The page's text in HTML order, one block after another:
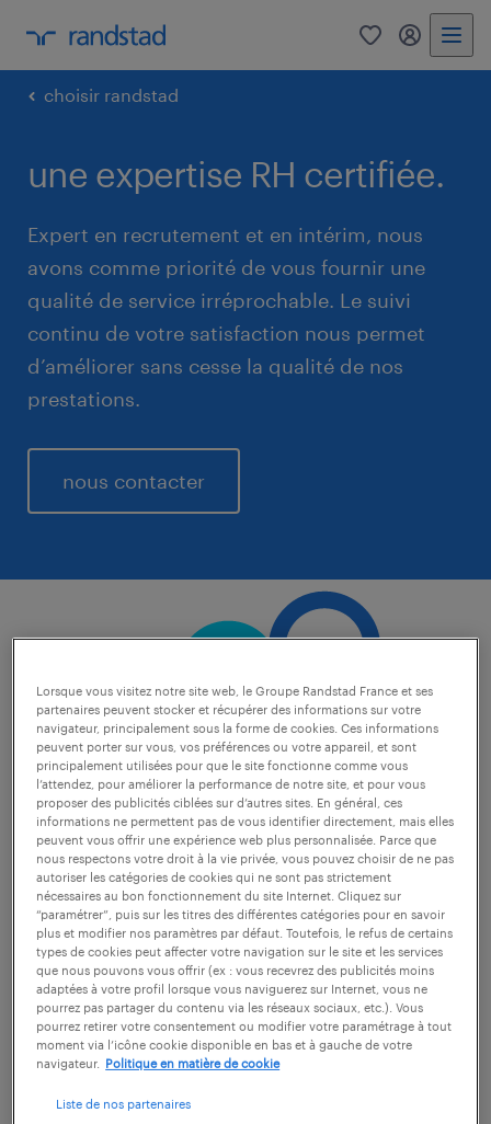
0 mon
choisir randstad
une expertise RH certifiée.
Expert en recrutement et en intérim, nous
avons comme priorité de vous fournir une
qualité de service irréprochable. Le suivi
continu de votre satisfaction nous permet
d’améliorer sans cesse la qualité de nos
prestations.
nous contacter
une qualité de service
certifiée.
Candidats adaptés, respect des délais,
Lorsque vous visitez notre site web, le Groupe Randstad France et ses
partenaires peuvent stocker et récupérer des informations sur votre
navigateur, principalement sous la forme de cookies. Ces informations
peuvent porter sur vous, vos préférences ou votre appareil, et sont
principalement utilisées pour que le site fonctionne comme vous
l’attendez, pour améliorer la performance de notre site, et pour vous
proposer des publicités ciblées sur d’autres sites. En général, ces
informations ne permettent pas de vous identifier directement, mais elles
peuvent vous offrir une expérience web plus personnalisée. Parce que
nous respectons votre droit à la vie privée, vous pouvez choisir de ne pas
autoriser les catégories de cookies qui ne sont pas strictement
nécessaires au bon fonctionnement du site Internet. Cliquez sur
“paramétrer”, puis sur les titres des différentes catégories pour en savoir
plus et modifier nos paramètres par défaut. Toutefois, le refus de certains
types de cookies peut affecter votre navigation sur le site et les services
que nous pouvons vous offrir (ex : vous recevrez des publicités moins
adaptées à votre profil lorsque vous naviguerez sur Internet, vous ne
pourrez pas partager du contenu via les réseaux sociaux, etc.). Vous
pourrez retirer votre consentement ou modifier votre paramétrage à tout
moment via l’icône cookie disponible en bas et à gauche de votre
navigateur.
Politique en matière de cookie
Liste de nos partenaires